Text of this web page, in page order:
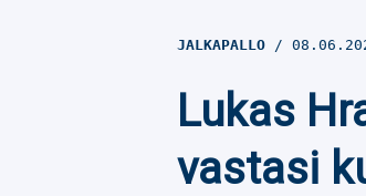
JALKAPALLO
Lukas
vastasi